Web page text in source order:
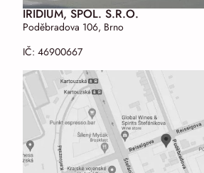
IRIDIUM, SPOL. S.R.O.
Poděbradova 106, Brno
IČ: 46900667